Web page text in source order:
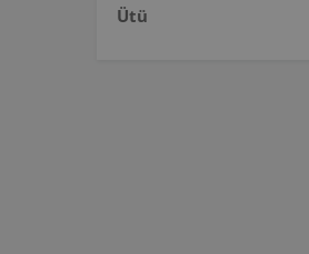
Ütü